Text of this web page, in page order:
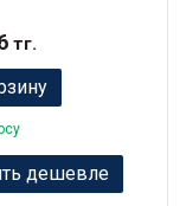
тг.
дешевле